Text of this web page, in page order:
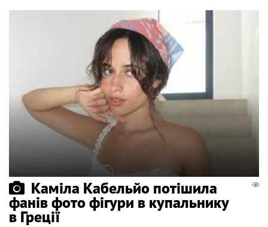
Каміла Кабельйо потішила
фанів фото фігури в купальнику
в Греції